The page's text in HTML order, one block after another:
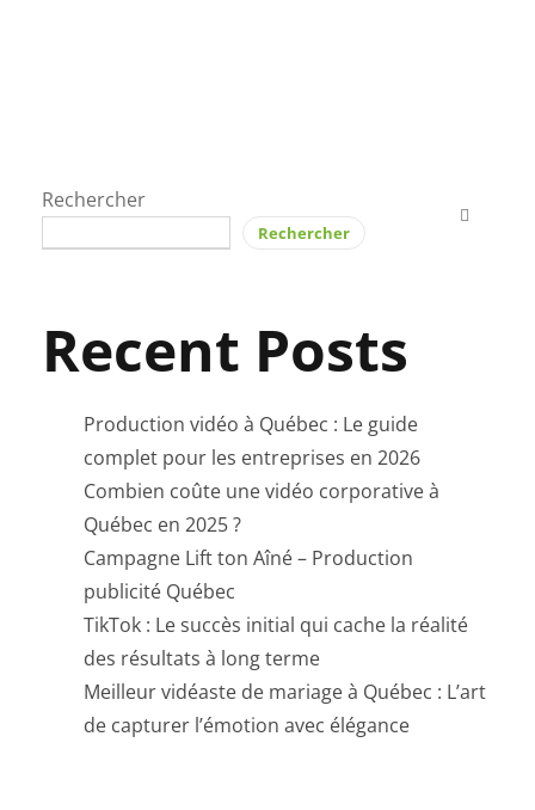
Rechercher
Rechercher
Recent Posts
Production vidéo à Québec : Le guide
complet pour les entreprises en 2026
Combien coûte une vidéo corporative à
Québec en 2025 ?
Campagne Lift ton Aîné – Production
publicité Québec
TikTok : Le succès initial qui cache la réalité
des résultats à long terme
Meilleur vidéaste de mariage à Québec : L’art
de capturer l’émotion avec élégance